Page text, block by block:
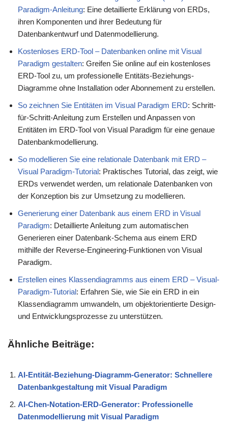
Paradigm-Anleitung: Eine detaillierte Erklärung von ERDs,
ihren Komponenten und ihrer Bedeutung für
Datenbankentwurf und Datenmodellierung.
Kostenloses ERD-Tool – Datenbanken online mit Visual
Paradigm gestalten: Greifen Sie online auf ein kostenloses
ERD-Tool zu, um professionelle Entitäts-Beziehungs-
Diagramme ohne Installation oder Abonnement zu erstellen.
So zeichnen Sie Entitäten im Visual Paradigm ERD: Schritt-
für-Schritt-Anleitung zum Erstellen und Anpassen von
Entitäten im ERD-Tool von Visual Paradigm für eine genaue
Datenbankmodellierung.
So modellieren Sie eine relationale Datenbank mit ERD –
Visual Paradigm-Tutorial: Praktisches Tutorial, das zeigt, wie
ERDs verwendet werden, um relationale Datenbanken von
der Konzeption bis zur Umsetzung zu modellieren.
Generierung einer Datenbank aus einem ERD in Visual
Paradigm: Detaillierte Anleitung zum automatischen
Generieren einer Datenbank-Schema aus einem ERD
mithilfe der Reverse-Engineering-Funktionen von Visual
Paradigm.
Erstellen eines Klassendiagramms aus einem ERD – Visual-
Paradigm-Tutorial: Erfahren Sie, wie Sie ein ERD in ein
Klassendiagramm umwandeln, um objektorientierte Design-
und Entwicklungsprozesse zu unterstützen.
Ähnliche Beiträge:
AI-Entität-Beziehung-Diagramm-Generator: Schnellere
Datenbankgestaltung mit Visual Paradigm
AI-Chen-Notation-ERD-Generator: Professionelle
Datenmodellierung mit Visual Paradigm